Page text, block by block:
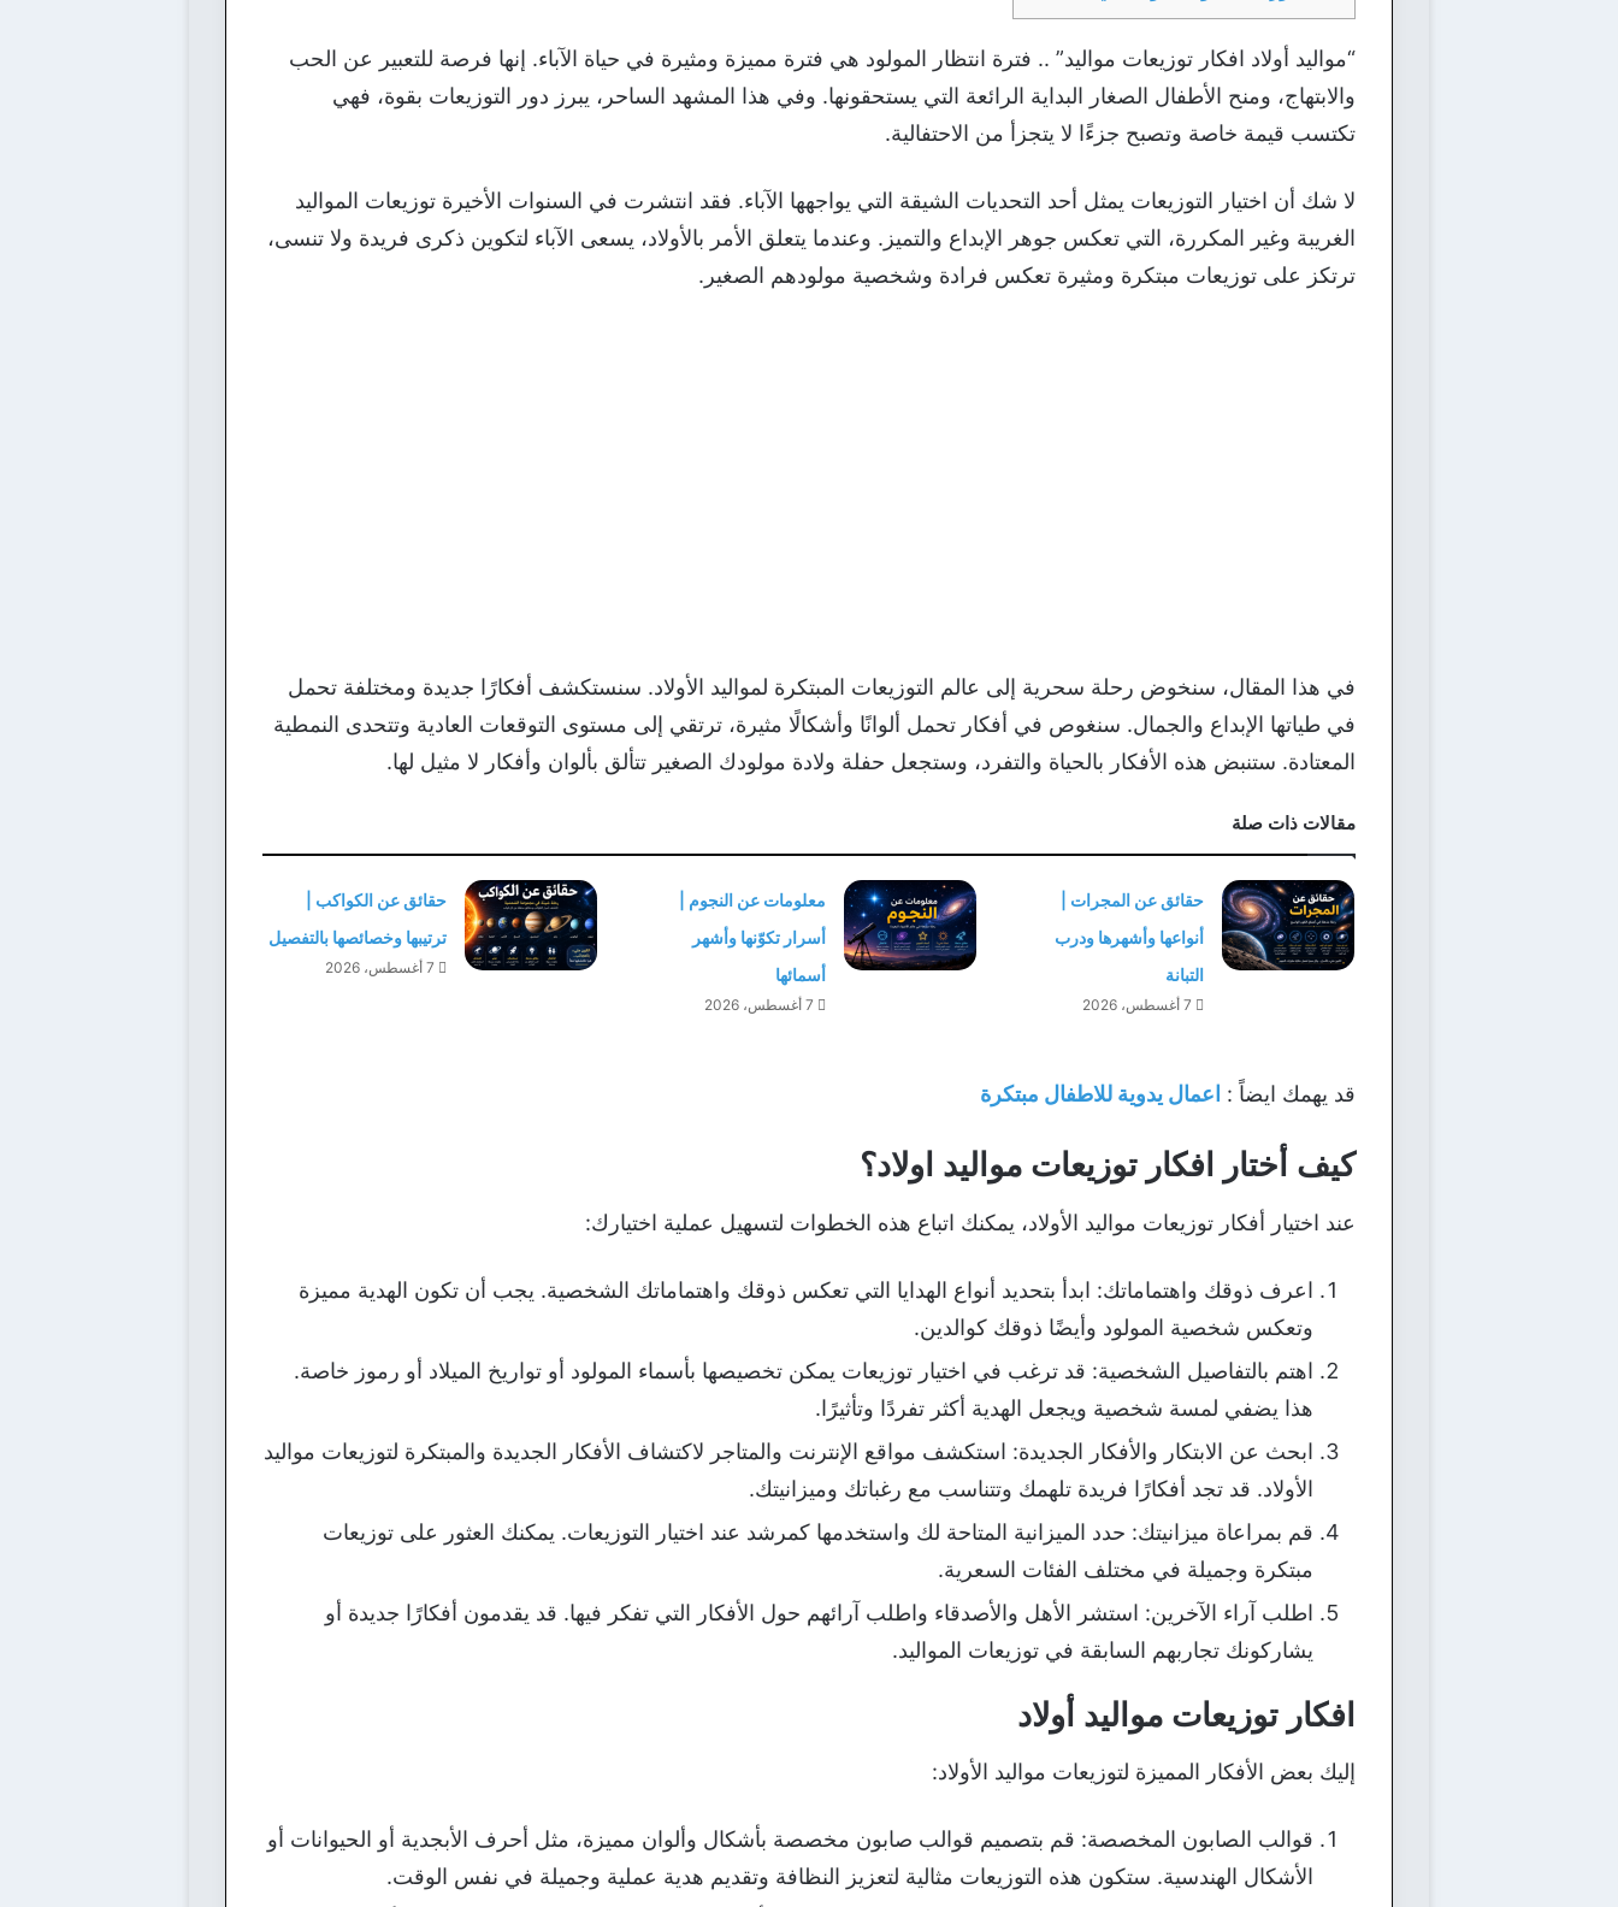
“مواليد أولاد افكار توزيعات مواليد” .. فترة انتظار المولود هي فترة مميزة ومثيرة في حياة الآباء. إنها فرصة للتعبير عن الحب
والابتهاج، ومنح الأطفال الصغار البداية الرائعة التي يستحقونها. وفي هذا المشهد الساحر، يبرز دور التوزيعات بقوة، فهي
تكتسب قيمة خاصة وتصبح جزءًا لا يتجزأ من الاحتفالية.
لا شك أن اختيار التوزيعات يمثل أحد التحديات الشيقة التي يواجهها الآباء. فقد انتشرت في السنوات الأخيرة توزيعات المواليد
الغريبة وغير المكررة، التي تعكس جوهر الإبداع والتميز. وعندما يتعلق الأمر بالأولاد، يسعى الآباء لتكوين ذكرى فريدة ولا تنسى،
ترتكز على توزيعات مبتكرة ومثيرة تعكس فرادة وشخصية مولودهم الصغير.
في هذا المقال، سنخوض رحلة سحرية إلى عالم التوزيعات المبتكرة لمواليد الأولاد. سنستكشف أفكارًا جديدة ومختلفة تحمل
في طياتها الإبداع والجمال. سنغوص في أفكار تحمل ألوانًا وأشكالًا مثيرة، ترتقي إلى مستوى التوقعات العادية وتتحدى النمطية
المعتادة. ستنبض هذه الأفكار بالحياة والتفرد، وستجعل حفلة ولادة مولودك الصغير تتألق بألوان وأفكار لا مثيل لها.
مقالات ذات صلة
حقائق عن المجرات |
أنواعها وأشهرها ودرب
التبانة
7 أغسطس، 2026
معلومات عن النجوم |
أسرار تكوّنها وأشهر
أسمائها
7 أغسطس، 2026
حقائق عن الكواكب |
ترتيبها وخصائصها بالتفصيل
7 أغسطس، 2026
قد يهمك ايضاً : اعمال يدوية للاطفال مبتكرة
كيف أختار افكار توزيعات مواليد اولاد؟
عند اختيار أفكار توزيعات مواليد الأولاد، يمكنك اتباع هذه الخطوات لتسهيل عملية اختيارك:
اعرف ذوقك واهتماماتك: ابدأ بتحديد أنواع الهدايا التي تعكس ذوقك واهتماماتك الشخصية. يجب أن تكون الهدية مميزة
وتعكس شخصية المولود وأيضًا ذوقك كوالدين.
اهتم بالتفاصيل الشخصية: قد ترغب في اختيار توزيعات يمكن تخصيصها بأسماء المولود أو تواريخ الميلاد أو رموز خاصة.
هذا يضفي لمسة شخصية ويجعل الهدية أكثر تفردًا وتأثيرًا.
ابحث عن الابتكار والأفكار الجديدة: استكشف مواقع الإنترنت والمتاجر لاكتشاف الأفكار الجديدة والمبتكرة لتوزيعات مواليد
الأولاد. قد تجد أفكارًا فريدة تلهمك وتتناسب مع رغباتك وميزانيتك.
قم بمراعاة ميزانيتك: حدد الميزانية المتاحة لك واستخدمها كمرشد عند اختيار التوزيعات. يمكنك العثور على توزيعات
مبتكرة وجميلة في مختلف الفئات السعرية.
اطلب آراء الآخرين: استشر الأهل والأصدقاء واطلب آرائهم حول الأفكار التي تفكر فيها. قد يقدمون أفكارًا جديدة أو
يشاركونك تجاربهم السابقة في توزيعات المواليد.
افكار توزيعات مواليد أولاد
إليك بعض الأفكار المميزة لتوزيعات مواليد الأولاد:
قوالب الصابون المخصصة: قم بتصميم قوالب صابون مخصصة بأشكال وألوان مميزة، مثل أحرف الأبجدية أو الحيوانات أو
الأشكال الهندسية. ستكون هذه التوزيعات مثالية لتعزيز النظافة وتقديم هدية عملية وجميلة في نفس الوقت.